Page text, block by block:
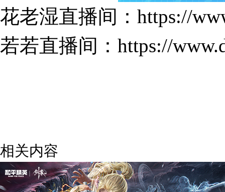
花老湿直播间： https://
若若直播间： https://
相关内容